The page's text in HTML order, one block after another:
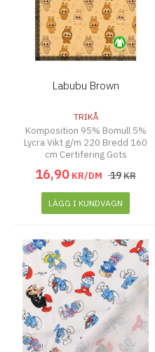
Labubu Brown
TRIKÅ
Komposition 95% Bomull 5%
Lycra Vikt g/m 220 Bredd 160
cm Certifering Gots
16,90 KR/DM 19KR
LÄGG I KUNDVAGN